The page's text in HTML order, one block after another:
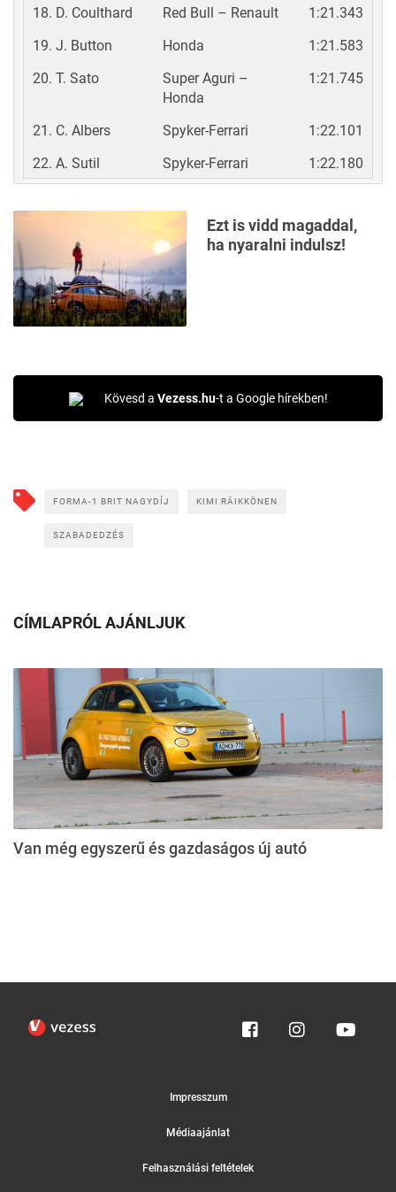
18. D. Coulthard
Red Bull – Renault
1:21.343
19. J. Button
Honda
1:21.583
20. T. Sato
Super Aguri –
Honda
1:21.745
21. C. Albers Spyker-Ferrari
1:22.101
22. A. Sutil
Spyker-Ferrari 1:22.180
Ezt is vidd magaddal,
ha nyaralni indulsz!
Kövesd a Vezess.hu-t a Google hírekben!
FORMA-1 BRIT NAGYDÍJ KIMI RÄIKKÖNEN
SZABADEDZÉS
CÍMLAPRÓL AJÁNLJUK
Van még egyszerű és gazdaságos új autó
Impresszum
Médiaajánlat
Felhasználási feltételek